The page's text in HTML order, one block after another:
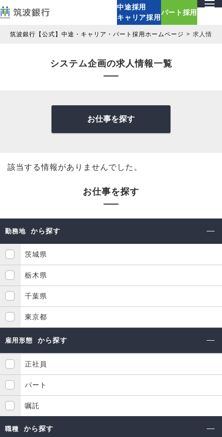
中途採用
キャリア採用
パート採用
筑波銀行【公式】中途・キャリア・パート採用ホームページ 求人情報
システム企画の求人情報一覧
お仕事を探す
該当する情報がありませんでした。
お仕事を探す
勤務地 から探す
茨城県
栃木県
千葉県
東京都
雇用形態 から探す
正社員
パート
嘱託
職種 から探す